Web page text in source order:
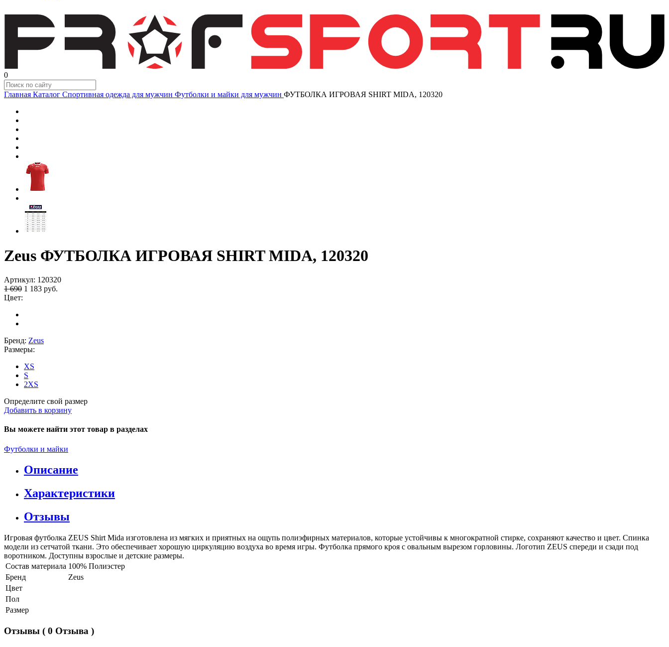
0
Главная Каталог Спортивная одежда для мужчин Футболки и майки для мужчин ФУТБОЛКА ИГРОВАЯ SHIRT MIDA, 120320
Zeus ФУТБОЛКА ИГРОВАЯ SHIRT MIDA, 120320
Артикул: 120320
1 690 1 183 руб.
Цвет:
Бренд: Zeus
Размеры:
XS
S
2XS
Определите свой размер
Добавить в корзину
Вы можете найти этот товар в разделах
Футболки и майки
Описание
Характеристики
Отзывы
Игровая футболка ZEUS Shirt Mida изготовлена из мягких и приятных на ощупь полиэфирных материалов, которые устойчивы к многократной стирке, сохраняют качество и цвет. Спинка
модели из сетчатой ткани. Это обеспечивает хорошую циркуляцию воздуха во время игры. Футболка прямого кроя с овальным вырезом горловины. Логотип ZEUS спереди и сзади под
воротником. Доступны взрослые и детские размеры.
Состав материала 100% Полиэстер
Бренд
Zeus
Цвет
Пол
Размер
Отзывы ( 0 Отзыва )